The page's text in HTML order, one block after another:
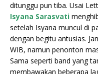
ditunggu pun tiba. Usai
Isyana Sarasvati
setelah Isyana muncul di
dengan begitu antusias.
WIB, namun penonton
Sama seperti band yang
membawakan beberapa